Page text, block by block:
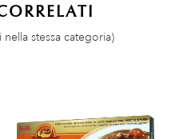
stessa categoria)